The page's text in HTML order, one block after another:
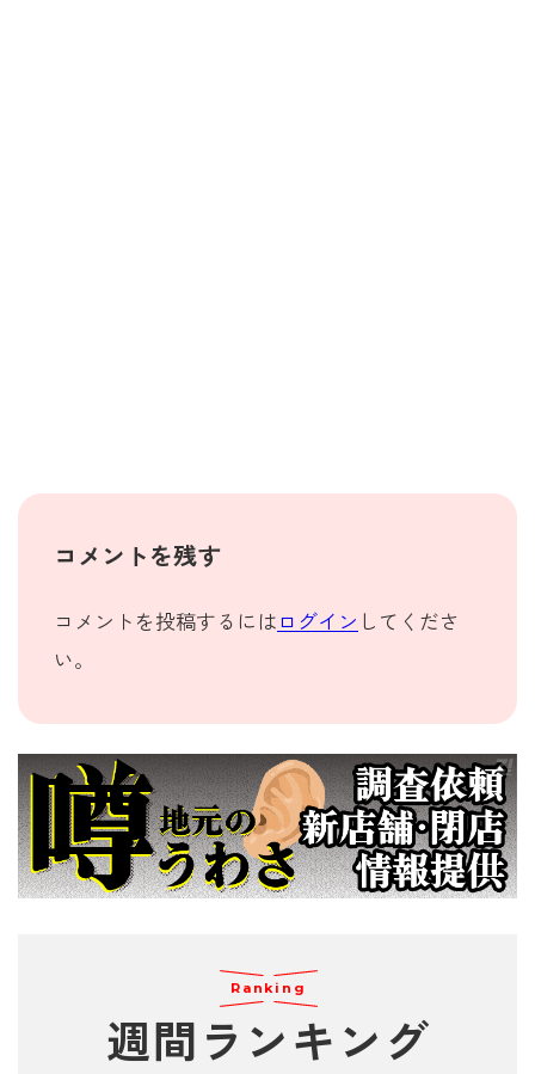
コメントを残す
コメントを投稿するには ログイン してくださ
い。
Ranking
週間 ランキング